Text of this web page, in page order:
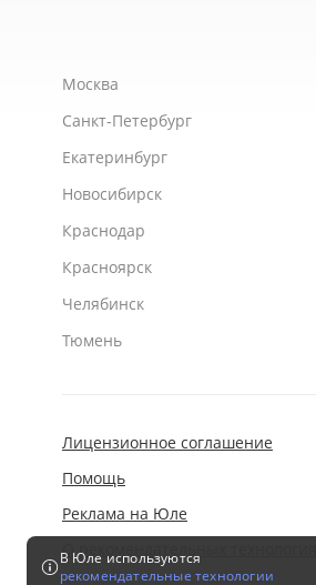
Москва
Санкт-Петербург
Екатеринбург
Новосибирск
Краснодар
Красноярск
Челябинск
Тюмень
Лицензионное соглашение
Помощь
Реклама на Юле
О рекомендательных технологиях
В Юле используются
рекомендательные технологии